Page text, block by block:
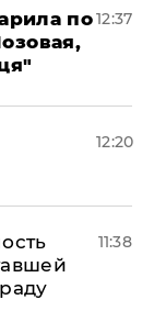
по12:37
12:20
11:38